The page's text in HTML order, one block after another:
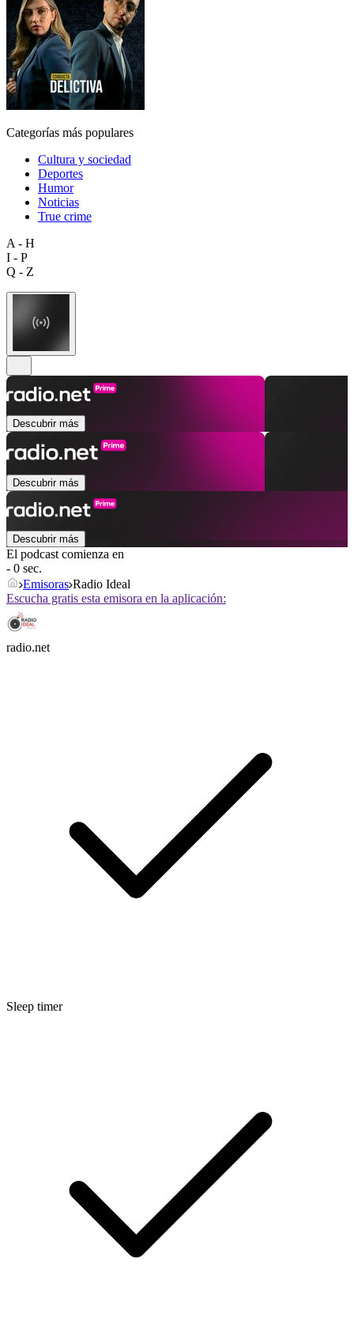
Categorías más populares
Cultura y sociedad
Deportes
Humor
Noticias
True crime
A - H
I - P
Q - Z
Descubrir más
Descubrir más
Descubrir más
El podcast comienza en
- 0 sec.
Emisoras Radio Ideal
Escucha gratis esta emisora en la aplicación:
radio.net
Sleep timer